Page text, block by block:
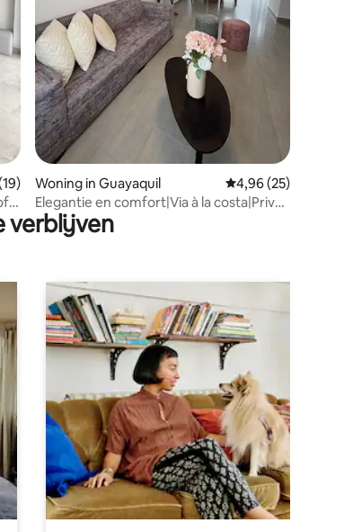
beoordeling van 5 op 5, 19 recensies
Woning in Guayaquil Gemiddelde
4,96 (25)
Elegantie en comfort|Via à la costa|Privé-
urbanisatie 24/7
verblijven